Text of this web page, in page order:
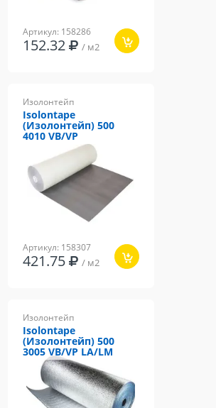
Артикул: 158286
152.32 / м2
Изолонтейп
Isolontape
(Изолонтейп) 500
4010 VB/VP
Артикул: 158307
421.75 / м2
Изолонтейп
Isolontape
(Изолонтейп) 500
3005 VB/VP LA/LM